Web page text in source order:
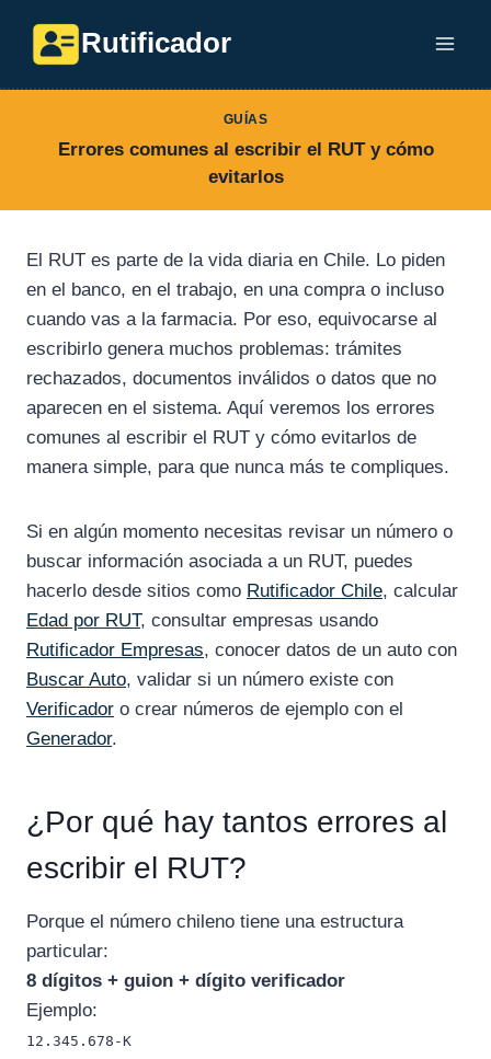
Rutificador
GUÍAS
Errores comunes al escribir el RUT y cómo
evitarlos
El RUT es parte de la vida diaria en Chile. Lo piden
en el banco, en el trabajo, en una compra o incluso
cuando vas a la farmacia. Por eso, equivocarse al
escribirlo genera muchos problemas: trámites
rechazados, documentos inválidos o datos que no
aparecen en el sistema. Aquí veremos los errores
comunes al escribir el RUT y cómo evitarlos de
manera simple, para que nunca más te compliques.
Si en algún momento necesitas revisar un número o
buscar información asociada a un RUT, puedes
hacerlo desde sitios como Rutificador Chile, calcular
Edad por RUT, consultar empresas usando
Rutificador Empresas, conocer datos de un auto con
Buscar Auto, validar si un número existe con
Verificador o crear números de ejemplo con el
Generador.
¿Por qué hay tantos errores al
escribir el RUT?
Porque el número chileno tiene una estructura
particular:
8 dígitos + guion + dígito verificador
Ejemplo:
12.345.678-K